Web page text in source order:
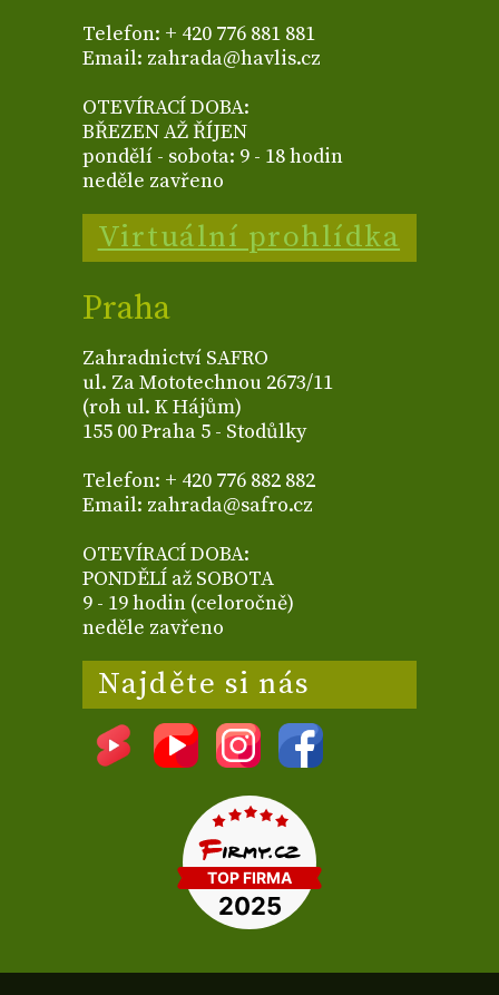
Telefon: + 420 776 881 881
Email: zahrada@havlis.cz
OTEVÍRACÍ DOBA:
BŘEZEN AŽ ŘÍJEN
pondělí - sobota: 9 - 18 hodin
neděle zavřeno
Virtuální prohlídka
Praha
Zahradnictví SAFRO
ul. Za Mototechnou 2673/11
(roh ul. K Hájům)
155 00 Praha 5 - Stodůlky
Telefon: + 420 776 882 882
Email: zahrada@safro.cz
OTEVÍRACÍ DOBA:
PONDĚLÍ až SOBOTA
9 - 19 hodin (celoročně)
neděle zavřeno
Najděte si nás